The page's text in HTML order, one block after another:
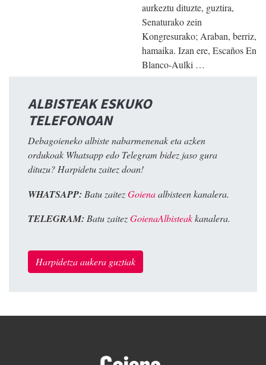
aurkeztu dituzte, guztira,
Senaturako zein
Kongresurako; Araban, berriz,
hamaika. Izan ere, Escaños En
Blanco-Aulki …
ALBISTEAK ESKUKO
TELEFONOAN
Debagoieneko albiste nabarmenenak eta azken
ordukoak Whatsapp edo Telegram bidez jaso gura
dituzu? Harpidetu zaitez doan!
WHATSAPP: Batu zaitezGoienaalbisteen kanalera.
TELEGRAM: Batu zaitezGoienaAlbisteakkanalera.
Harpidetza aukera guztiak